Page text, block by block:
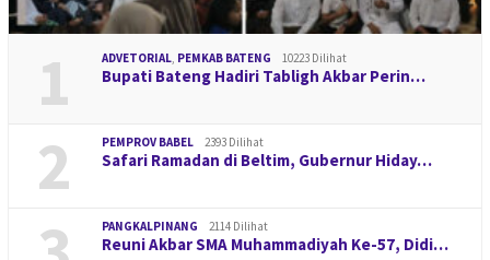
1 ADVETORIAL, PEMKAB BATENG 10223 Dilihat
Bupati Bateng Hadiri Tabligh Akbar Perin…
2 PEMPROV BABEL 2393 Dilihat
Safari Ramadan di Beltim, Gubernur Hiday…
PANGKALPINANG 2114 Dilihat
Reuni Akbar SMA Muhammadiyah Ke-57, Didi…